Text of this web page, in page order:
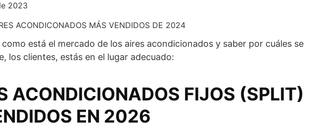
2023
ACONDICONADOS MÁS VENDIDOS DE 2024
como está el mercado de los aires acondicionados y saber por cuáles se
los clientes, estás en el lugar adecuado:
ACONDICIONADOS FIJOS (SPLIT)
EN 2026